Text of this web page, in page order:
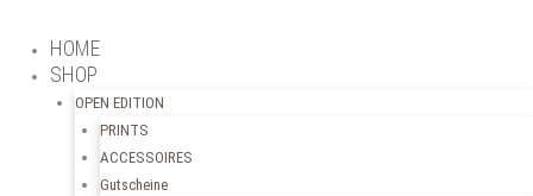
HOME
SHOP
OPEN EDITION
PRINTS
ACCESSOIRES
Gutscheine